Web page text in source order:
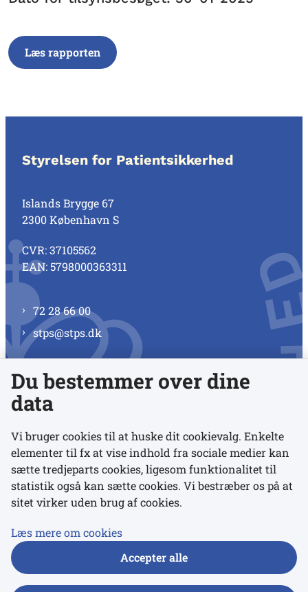
Læs rapporten
Styrelsen for Patientsikkerhed
Islands Brygge 67
2300 København S
CVR: 37105562
EAN: 5798000363311
72 28 66 00
stps@stps.dk
Se alle kontaktnumre
Links
Udgivelser
Du bestemmer over dine
data
Vi bruger cookies til at huske dit cookievalg. Enkelte
elementer til fx at vise indhold fra sociale medier kan
sætte tredjeparts cookies, ligesom funktionalitet til
statistik også kan sætte cookies. Vi bestræber os på at
sitet virker uden brug af cookies.
Læs mere om cookies
Accepter alle